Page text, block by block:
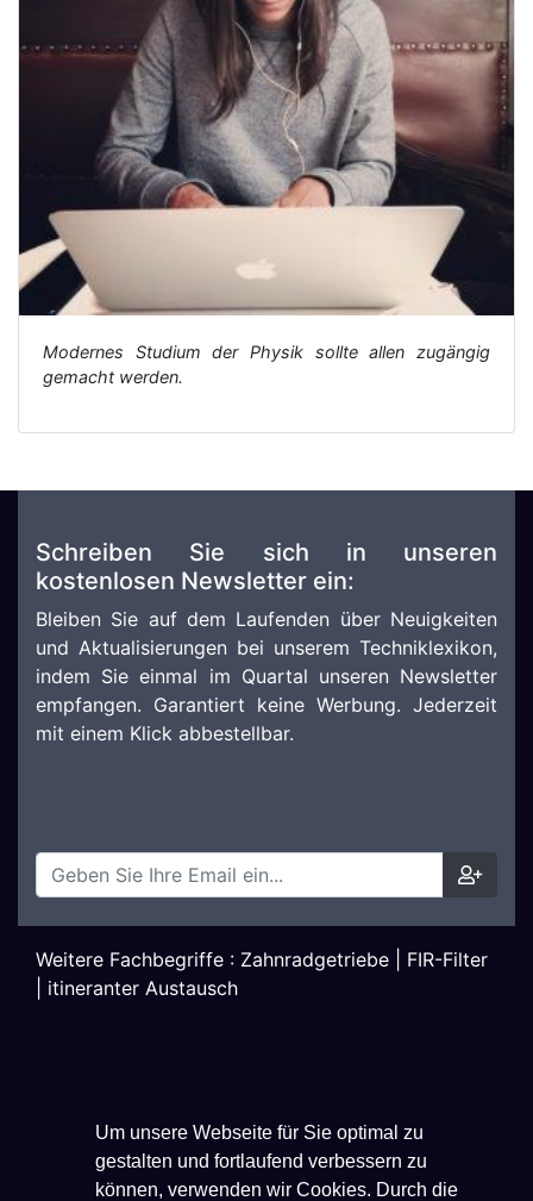
Um unsere Webseite für Sie optimal zu
gestalten und fortlaufend verbessern zu
können, verwenden wir Cookies. Durch die
Modernes Studium der Physik sollte allen zugängig
gemacht werden.
Schreiben Sie sich in unseren
kostenlosen Newsletter ein:
Bleiben Sie auf dem Laufenden über Neuigkeiten
und Aktualisierungen bei unserem Techniklexikon,
indem Sie einmal im Quartal unseren Newsletter
empfangen. Garantiert keine Werbung. Jederzeit
mit einem Klick abbestellbar.
Weitere Fachbegriffe : Zahnradgetriebe
FIR-Filter
itineranter Austausch